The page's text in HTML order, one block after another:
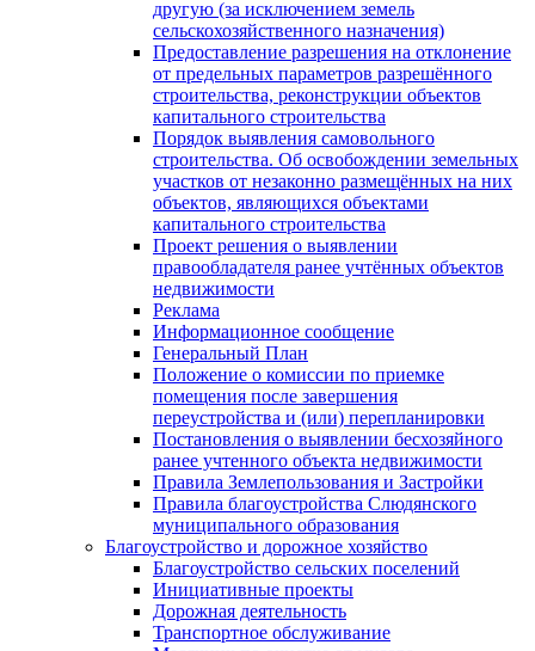
другую (за исключением земель
сельскохозяйственного назначения)
Предоставление разрешения на отклонение
от предельных параметров разрешённого
строительства, реконструкции объектов
капитального строительства
Порядок выявления самовольного
строительства. Об освобождении земельных
участков от незаконно размещённых на них
объектов, являющихся объектами
капитального строительства
Проект решения о выявлении
правообладателя ранее учтённых объектов
недвижимости
Реклама
Информационное сообщение
Генеральный План
Положение о комиссии по приемке
помещения после завершения
переустройства и (или) перепланировки
Постановления о выявлении бесхозяйного
ранее учтенного объекта недвижимости
Правила Землепользования и Застройки
Правила благоустройства Слюдянского
муниципального образования
Благоустройство и дорожное хозяйство
Благоустройство сельских поселений
Инициативные проекты
Дорожная деятельность
Транспортное обслуживание